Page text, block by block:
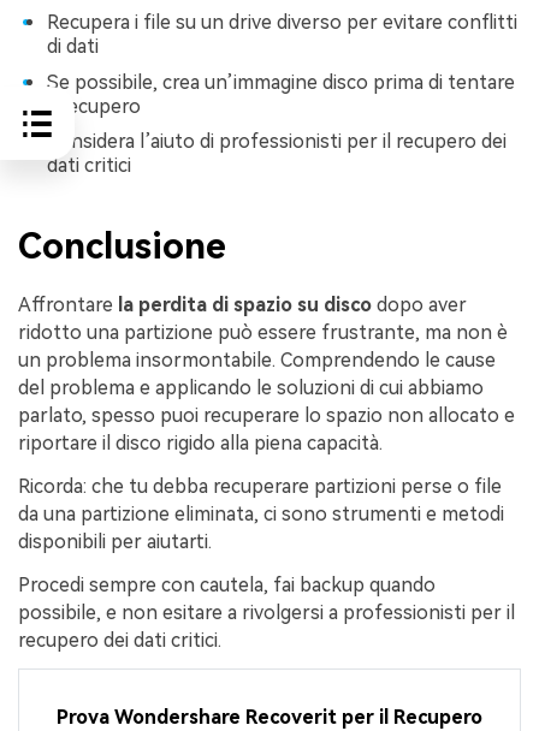
Recupera i file su un drive diverso per evitare conflitti
di dati
Se possibile, crea un’immagine disco prima di tentare
il recupero
Considera l’aiuto di professionisti per il recupero dei
dati critici
Conclusione
Affrontare la perdita di spazio su disco dopo aver
ridotto una partizione può essere frustrante, ma non è
un problema insormontabile. Comprendendo le cause
del problema e applicando le soluzioni di cui abbiamo
parlato, spesso puoi recuperare lo spazio non allocato e
riportare il disco rigido alla piena capacità.
Ricorda: che tu debba recuperare partizioni perse o file
da una partizione eliminata, ci sono strumenti e metodi
disponibili per aiutarti.
Procedi sempre con cautela, fai backup quando
possibile, e non esitare a rivolgersi a professionisti per il
recupero dei dati critici.
Prova Wondershare Recoverit per il Recupero